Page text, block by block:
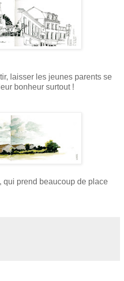
laisser les jeunes parents se
bonheur surtout !
qui prend beaucoup de place